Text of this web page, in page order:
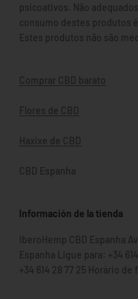
psicoativos. Não
consumo destes produtos
Estes produtos não são
Comprar CBD barato
Flores de CBD
Haxixe de CBD
CBD Espanha
Información de la tienda
IberoHemp CBD Espanha
Espanha Ligue para: +34
+34 614 28 77 25 Horário